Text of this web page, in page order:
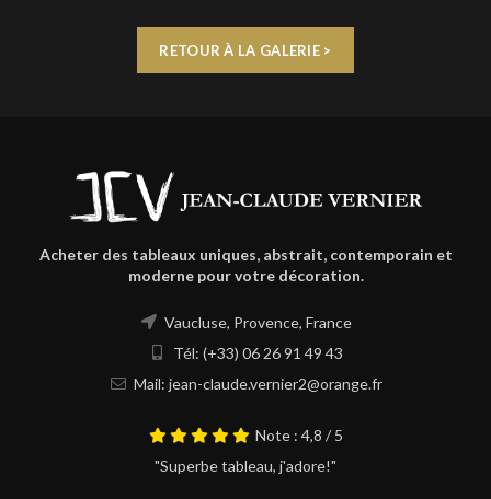
RETOUR À LA GALERIE >
Acheter des tableaux uniques, abstrait, contemporain et
moderne pour votre décoration.
Vaucluse, Provence, France
Tél: (+33) 06 26 91 49 43
Mail: jean-claude.vernier2@orange.fr
Note : 4,8 / 5
"Superbe tableau, j'adore!"